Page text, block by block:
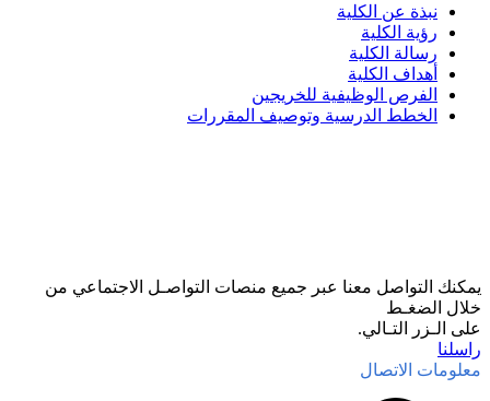
نبذة عن الكلية
رؤية الكلية
رسالة الكلية
أهداف الكلية
الفرص الوظيفية للخريجين
الخطط الدرسية وتوصيف المقررات
يمكنك التواصل معنا عبر جميع منصات التواصـل الاجتماعي من
خلال الضغـط
على الـزر التـالي.
راسلنا
معلومات الاتصال